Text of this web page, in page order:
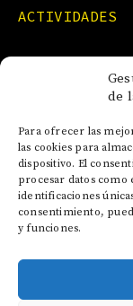
de
Para ofrecer las
las cookies para
dispositivo. El
procesar datos como
identificaciones
consentimiento,
y funciones.
ACTIVIDADES
CONTACTO